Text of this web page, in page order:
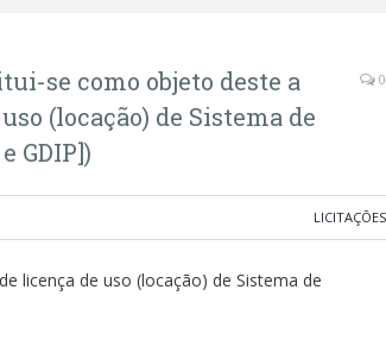
se como objeto deste a
(locação) de Sistema de
GDIP])
0
LICITAÇÕES
licença de uso (locação) de Sistema de